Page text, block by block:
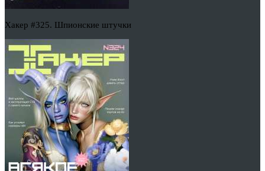
Хакер #325. Шпионские штучки